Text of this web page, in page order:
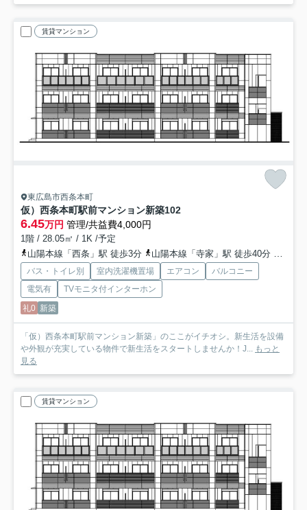
賃貸マンション
東広島市西条本町
仮）西条本町駅前マンション新築102
6.45万円 管理/共益費4,000円
1階 / 28.05㎡ / 1K /予定
山陽本線「西条」駅 徒歩3分
山陽本線「寺家」駅 徒歩40分
バス・トイレ別 室内洗濯機置場 エアコン
バルコニー
電気有
TVモニタ付インターホン
礼0 新築
「仮）西条本町駅前マンション新築」のここがイチオシ。新生活を設備
や外観が充実している物件で新生活をスタートしませんか！J...
もっと
見る
賃貸マンション